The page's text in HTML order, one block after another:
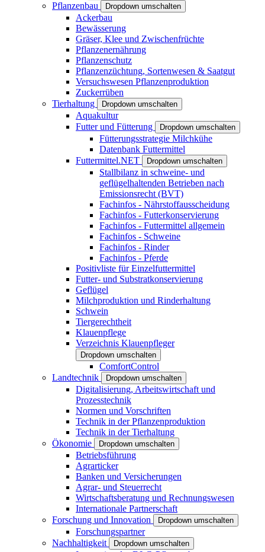
Pflanzenbau Dropdown umschalten
Ackerbau
Bewässerung
Gräser, Klee und Zwischenfrüchte
Pflanzenernährung
Pflanzenschutz
Pflanzenzüchtung, Sortenwesen & Saatgut
Versuchswesen Pflanzenproduktion
Zuckerrüben
Tierhaltung
Dropdown umschalten
Aquakultur
Futter und Fütterung
Dropdown umschalten
Fütterungsstrategie Milchkühe
Datenbank Futtermittel
Futtermittel.NET
Dropdown umschalten
Stallbilanz in schweine- und
geflügelhaltenden Betrieben nach
Emissionsrecht (BVT)
Fachinfos - Nährstoffausscheidung
Fachinfos - Futterkonservierung
Fachinfos - Futtermittel allgemein
Fachinfos - Schweine
Fachinfos - Rinder
Fachinfos - Pferde
Positivliste für Einzelfuttermittel
Futter- und Substratkonservierung
Geflügel
Milchproduktion und Rinderhaltung
Schwein
Tiergerechtheit
Klauenpflege
Verzeichnis Klauenpfleger
Dropdown umschalten
ComfortControl
Landtechnik
Dropdown umschalten
Digitalisierung, Arbeitswirtschaft und
Prozesstechnik
Normen und Vorschriften
Technik in der Pflanzenproduktion
Technik in der Tierhaltung
Ökonomie
Dropdown umschalten
Betriebsführung
Agrarticker
Banken und Versicherungen
Agrar- und Steuerrecht
Wirtschaftsberatung und Rechnungswesen
Internationale Partnerschaft
Forschung und Innovation
Dropdown umschalten
Forschungspartner
Nachhaltigkeit
Dropdown umschalten